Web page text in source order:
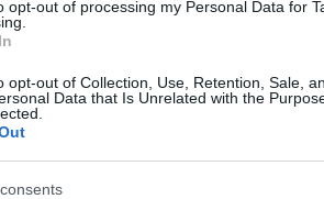
opt-out of processing my Personal Data for
opt-out of Collection, Use, Retention, Sale,
Data that Is Unrelated with the